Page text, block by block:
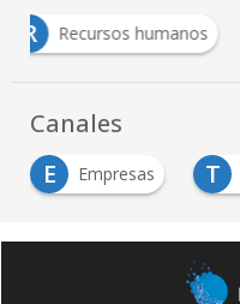
Recursos humanos
Canales
E
Empresas T